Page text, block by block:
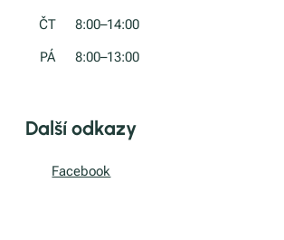
ČT 8:00–14:00
PÁ 8:00–13:00
Další odkazy
Facebook